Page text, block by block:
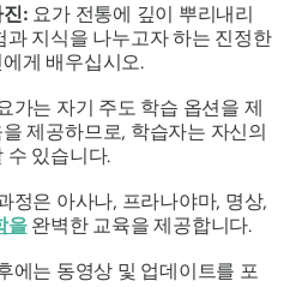
: 요가 전통에 깊이 뿌리내리
과 지식을 나누고자 하는 진정한
게 배우십시오.
가는 자기 주도 학습 옵션을 제
제공하므로, 학습자는 자신의
수 있습니다.
정은 아사나, 프라나야마, 명상,
을완벽한 교육을 제공합니다.
에는 동영상 및 업데이트를 포